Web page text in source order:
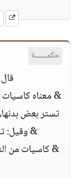
حكمــــــة
& معناه
تستر بعض
& وقيل:
& كاسيات من